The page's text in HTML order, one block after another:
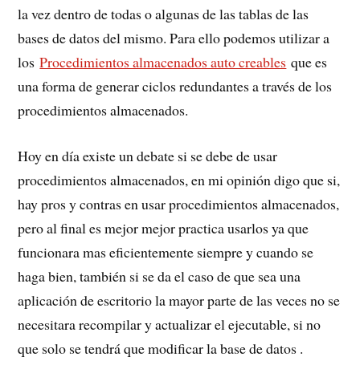
la vez dentro de todas o algunas de las tablas de las
bases de datos del mismo. Para ello podemos utilizar a
losProcedimientos almacenados auto creables que es
una forma de generar ciclos redundantes a través de los
procedimientos almacenados.
Hoy en día existe un debate si se debe de usar
procedimientos almacenados, en mi opinión digo que si,
hay pros y contras en usar procedimientos almacenados,
pero al final es mejor mejor practica usarlos ya que
funcionara mas eficientemente siempre y cuando se
haga bien, también si se da el caso de que sea una
aplicación de escritorio la mayor parte de las veces no se
necesitara recompilar y actualizar el ejecutable, si no
que solo se tendrá que modificar la base de datos .